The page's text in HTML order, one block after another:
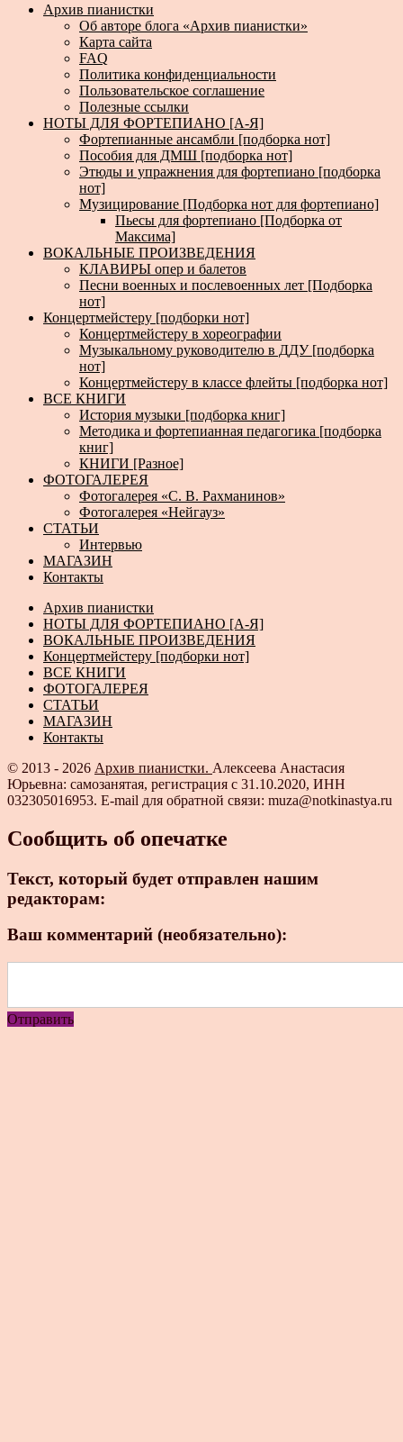
Архив пианистки
Об авторе блога «Архив пианистки»
Карта сайта
FAQ
Политика конфиденциальности
Пользовательское соглашение
Полезные ссылки
НОТЫ ДЛЯ ФОРТЕПИАНО [А-Я]
Фортепианные ансамбли [подборка нот]
Пособия для ДМШ [подборка нот]
Этюды и упражнения для фортепиано [подборка
нот]
Музицирование [Подборка нот для фортепиано]
Пьесы для фортепиано [Подборка от
Максима]
ВОКАЛЬНЫЕ ПРОИЗВЕДЕНИЯ
КЛАВИРЫ опер и балетов
Песни военных и послевоенных лет [Подборка
нот]
Концертмейстеру [подборки нот]
Концертмейстеру в хореографии
Музыкальному руководителю в ДДУ [подборка
нот]
Концертмейстеру в классе флейты [подборка нот]
ВСЕ КНИГИ
История музыки [подборка книг]
Методика и фортепианная педагогика [подборка
книг]
КНИГИ [Разное]
ФОТОГАЛЕРЕЯ
Фотогалерея «С. В. Рахманинов»
Фотогалерея «Нейгауз»
СТАТЬИ
Интервью
МАГАЗИН
Контакты
Архив пианистки
НОТЫ ДЛЯ ФОРТЕПИАНО [А-Я]
ВОКАЛЬНЫЕ ПРОИЗВЕДЕНИЯ
Концертмейстеру [подборки нот]
ВСЕ КНИГИ
ФОТОГАЛЕРЕЯ
СТАТЬИ
МАГАЗИН
Контакты
© 2013 - 2026 Архив пианистки. Алексеева Анастасия
Юрьевна: самозанятая, регистрация с 31.10.2020, ИНН
032305016953. E-mail для обратной связи: muza@notkinastya.ru
Сообщить об опечатке
Текст, который будет отправлен нашим
редакторам:
Ваш комментарий (необязательно):
Отправить